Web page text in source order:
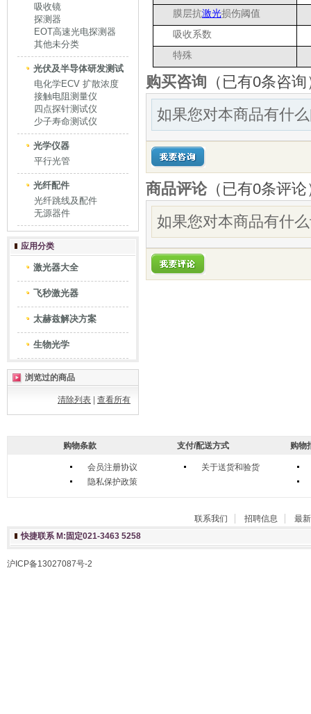
吸收镜
探测器
EOT高速光电探测器
其他未分类
光伏及半导体研发测试
电化学ECV 扩散浓度
接触电阻测量仪
四点探针测试仪
少子寿命测试仪
光学仪器
平行光管
光纤配件
光纤跳线及配件
无源器件
应用分类
激光器大全
飞秒激光器
太赫兹解决方案
生物光学
浏览过的商品
清除列表 查看所有
膜层抗激光损伤阈值
吸收系数
特殊
购买咨询 （已有0条咨
如果您对本商品有什
商品评论（已有0条评论
如果您对本商品有什
购物条款
会员注册协议
隐私保护政策
支付/配送方式
关于送货和验货
购物
联系我们 招聘信息
最
快捷联系 M:固定021-3463 5258
沪ICP备13027087号-2